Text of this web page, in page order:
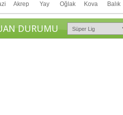
Akrep Yay Oğlak Kova Balık
DURUMU